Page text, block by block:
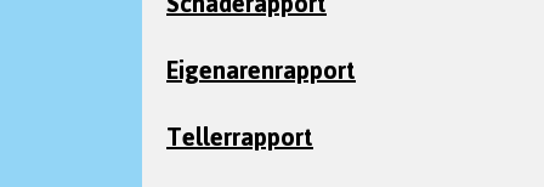
Eigenarenrapport
Tellerrapport